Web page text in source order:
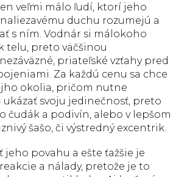
veľmi málo ľudí, ktorí jeho
duchu rozumejú a
s ním. Vodnár si málokoho
telu, preto väčšinou
priateľské vzťahy pred
Za každú cenu sa chce
okolia, pričom nutne
svoju jedinečnosť, preto
čudák a podivín, alebo v lepšom
šašo, či výstredný excentrik.
jeho povahu a ešte ťažšie je
a nálady, pretože je to